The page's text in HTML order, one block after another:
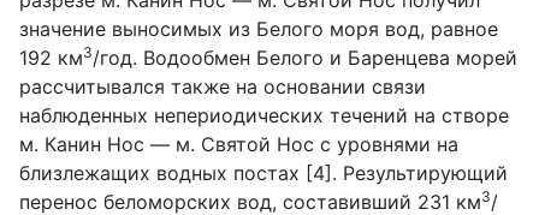
значение выносимых из Белого моря вод, равное
192 км3/год. Водообмен Белого и Баренцева морей
рассчитывался также на основании связи
наблюденных непериодических течений на створе
м. Канин Нос — м. Святой Нос с уровнями на
близлежащих водных постах [4]. Результирующий
перенос беломорских вод, составивший 231 км3/